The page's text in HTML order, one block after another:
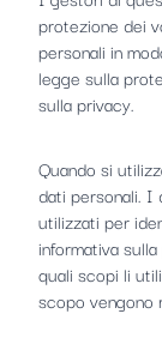
protezione dei
personali in
legge sulla
sulla privacy.
Quando si
dati personali. I
utilizzati per
informativa
quali scopi li
scopo vengono